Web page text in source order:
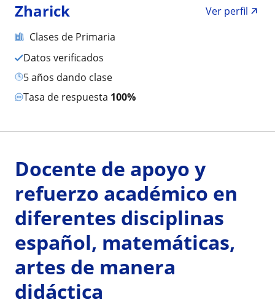
Zharick
Ver perfil
Clases de Primaria
Datos verificados
5 años dando clase
Tasa de respuesta 100%
Docente de apoyo y
refuerzo académico en
diferentes disciplinas
español, matemáticas,
artes de manera
didáctica